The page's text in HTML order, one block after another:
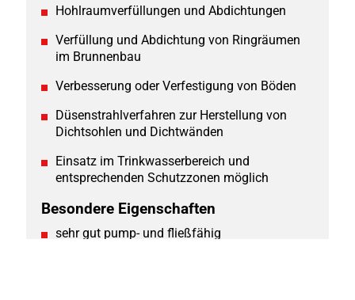
Hohlraumverfüllungen und Abdichtungen
Verfüllung und Abdichtung von Ringräumen
im Brunnenbau
Verbesserung oder Verfestigung von Böden
Düsenstrahlverfahren zur Herstellung von
Dichtsohlen und Dichtwänden
Einsatz im Trinkwasserbereich und
entsprechenden Schutzzonen möglich
Besondere Eigenschaften
sehr gut pump- und fließfähig